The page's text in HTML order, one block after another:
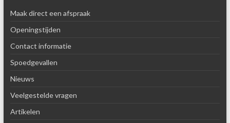
Maak direct een afspraak
Openingstijden
Contact informatie
Spoedgevallen
Nieuws
Veelgestelde vragen
Artikelen